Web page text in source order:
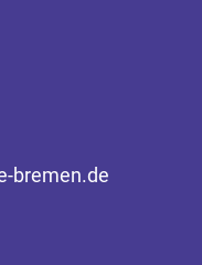
bremen.de